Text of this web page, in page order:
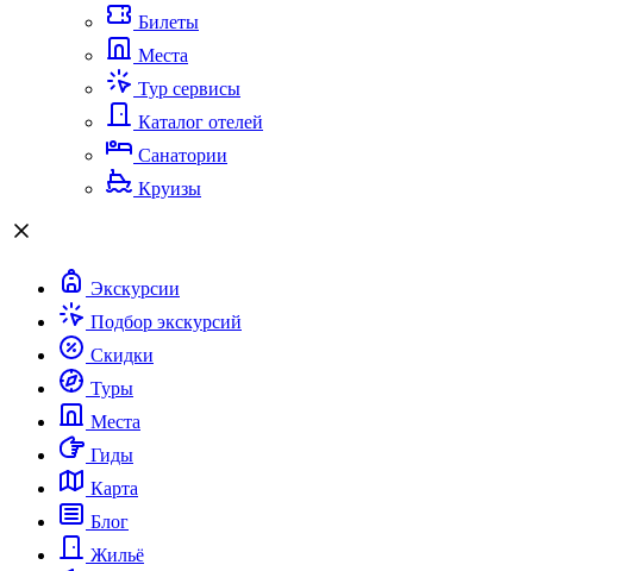
Билеты
Места
Тур сервисы
Каталог отелей
Санатории
Круизы
Экскурсии
Подбор экскурсий
Скидки
Туры
Места
Гиды
Карта
Блог
Жильё